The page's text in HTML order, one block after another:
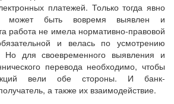
платежей. Только тогда явно
может быть вовремя выявлен и
работа не имела нормативно-правовой
и велась по усмотрению
Но для своевременного выявления и
перевода необходимо, чтобы
вели обе стороны. И банк-
а также их взаимодействие.